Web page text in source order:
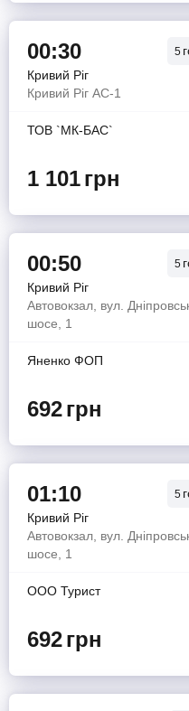
00:30 5
Кривий Ріг
Кривий Ріг АС-1
ТОВ `МК-БАС`
1 101грн
00:50 5
Кривий Ріг
Автовокзал, вул.
шосе, 1
Яненко ФОП
692грн
01:10 5
Кривий Ріг
Автовокзал, вул.
шосе, 1
OOO Турист
692грн